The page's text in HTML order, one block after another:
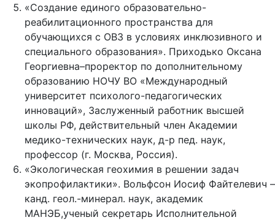
«Создание единого образовательно-
реабилитационного пространства для
обучающихся с ОВЗ в условиях инклюзивного и
специального образования». Приходько Оксана
Георгиевна–проректор по дополнительному
образованию НОЧУ ВО «Международный
университет психолого-педагогических
инноваций», Заслуженный работник высшей
школы РФ, действительный член Академии
медико-технических наук, д-р пед. наук,
профессор (г. Москва, Россия).
«Экологическая геохимия в решении задач
экопрофилактики». Вольфсон Иосиф Файтелевич –
канд. геол.-минерал. наук, академик
МАНЭБ,ученый секретарь Исполнительной